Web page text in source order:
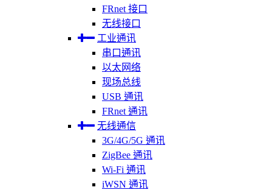
FRnet 接口
无线接口
工业通讯
串口通讯
以太网络
现场总线
USB 通讯
FRnet 通讯
无线通信
3G/4G/5G 通讯
ZigBee 通讯
Wi-Fi 通讯
iWSN 通讯